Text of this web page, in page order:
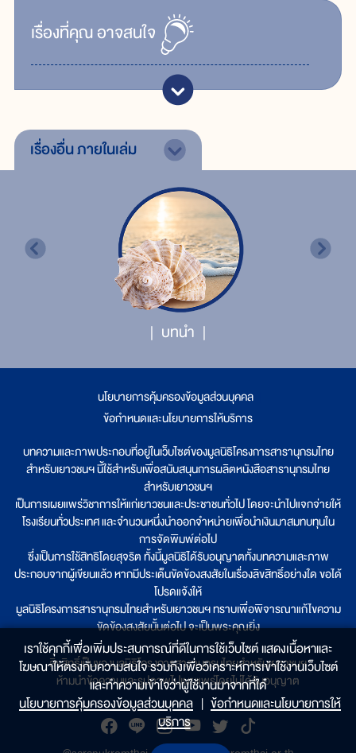
เรื่ิองที่คุณอาจสนใจ
เรื่องอื่นภายในเล่ม
บทนำ
นโยบายการคุ้มครองข้อมูลส่วนบุคคล
ข้อกำหนดและนโยบายการให้บริการ
บทความและภาพประกอบที่อยู่ในเว็บไซต์ของมูลนิธิโครงการสารานุกรมไทย
สำหรับเยาวชนฯ นี้ใช้สำหรับเพื่อสนับสนุนการผลิตหนังสือสารานุกรมไทย
สำหรับเยาวชนฯ
เป็นการเผยแพร่วิชาการให้แก่เยาวชนและประชาชนทั่วไป โดยจะนำไปแจกจ่ายให้
โรงเรียนทั่วประเทศ และจำนวนหนึ่งนำออกจำหน่ายเพื่อนำเงินมาสมทบทุนใน
การจัดพิมพ์ต่อไป
ซึ่งเป็นการใช้สิทธิโดยสุจริต ทั้งนี้มูลนิธิได้รับอนุญาตทั้งบทความและภาพ
ประกอบจากผู้เขียนแล้ว หากมีประเด็นขัดข้องสงสัยในเรื่องลิขสิทธิ์อย่างใด ขอได้
โปรดแจ้งให้
มูลนิธิโครงการสารานุกรมไทยสำหรับเยาวชนฯ ทราบเพื่อพิจารณาแก้ไขความ
ขัดข้องสงสัยนั้นต่อไป จะเป็นพระคุณยิ่ง
ลิขสิทธิ์เป็นของมูลนิธิโครงการสารานุกรมไทยสำหรับเยาวชนฯ
ห้ามนำข้อความและรูปภาพไปเผยแพร่โดยไม่ได้รับอนุญาต
เราใช้คุกกี้เพื่อเพิ่มประสบการณ์ที่ดีในการใช้เว็บไซต์ แสดงเนื้อหาและ
โฆษณาให้ตรงกับความสนใจ รวมถึงเพื่อวิเคราะห์การเข้าใช้งานเว็บไซต์
และทำความเข้าใจว่าผู้ใช้งานมาจากที่ใด๋
นโยบายการคุ้มครองข้อมูลส่วนบุคคล | ข้อกำหนดและนโยบายการให้
บริการ